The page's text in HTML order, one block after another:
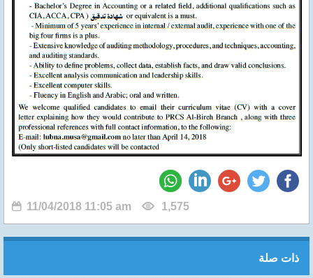
11/04/2018 11:05 am 1,575
ذات صلة